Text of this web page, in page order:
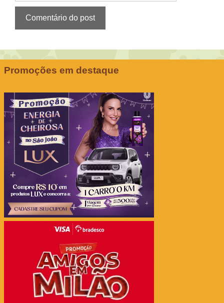
Promoções em destaque